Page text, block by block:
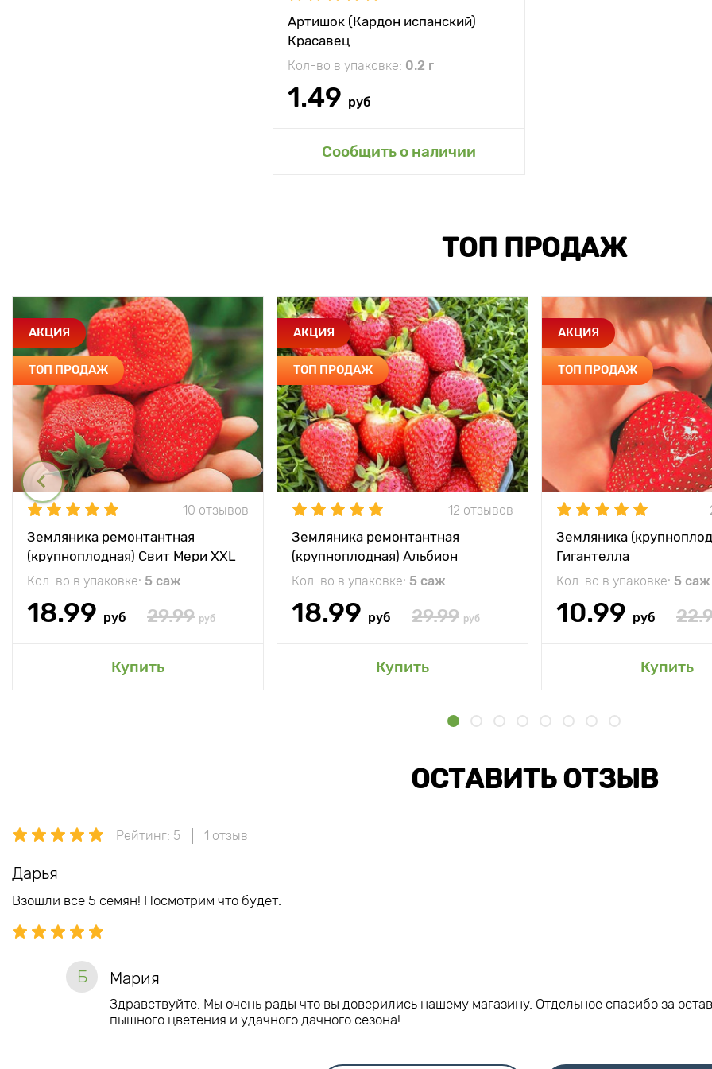
Артишок (Кардон испанский)
Красавец
Кол-во в упаковке: 0.2 г
1.49 руб
Сообщить о наличии
Добавить в мой сад
ТОП ПРОДАЖ
АКЦИЯ
ТОП ПРОДАЖ
10 отзывов
Земляника ремонтантная
(крупноплодная) Свит Мери XXL
Кол-во в упаковке: 5 саж
18.99 руб 29.99 руб
Купить
АКЦИЯ
ТОП ПРОДАЖ
12 отзывов
Земляника ремонтантная
(крупноплодная) Альбион
Кол-во в упаковке: 5 саж
18.99 руб 29.99 руб
Купить
АКЦИЯ
ТОП ПРОДАЖ
Земляника
Гигантелла
Кол-во в упаковке: 5 саж
10.99 руб
Купить
ОСТАВИТЬ ОТЗЫВ
Рейтинг: 5 1 отзыв
Дарья
Взошли все 5 семян! Посмотрим что будет.
Б Мария
Здравствуйте. Мы очень рады что вы доверились нашему магазину. Отдельное спасибо за
пышного цветения и удачного дачного сезона!